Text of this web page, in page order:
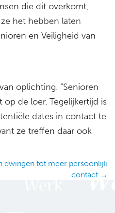
die dit overkomt,
het hebben laten
en Veiligheid van
oplichting. “Senioren
de loer. Tegelijkertijd is
dates in contact te
ze treffen daar ook
dwingen tot meer persoonlijk
contact →